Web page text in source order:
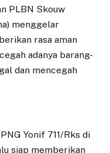
PLBN Skouw
menggelar
rasa aman
adanya barang-
dan mencegah
Yonif 711/Rks di
siap memberikan